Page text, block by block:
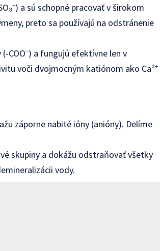
a sú schopné pracovať v širokom
preto sa používajú na odstránenie
COO⁻) a fungujú efektívne len v
voči dvojmocným katiónom ako Ca²⁺
záporne nabité ióny (anióny). Delíme
skupiny a dokážu odstraňovať všetky
vody.